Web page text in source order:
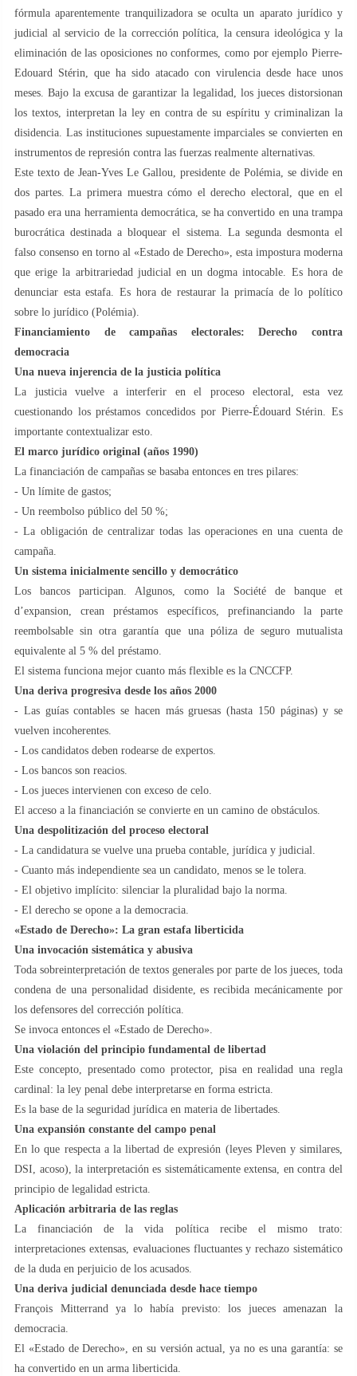
fórmula aparentemente tranquilizadora se oculta un aparato jurídico y
judicial al servicio de la corrección política, la censura ideológica y la
eliminación de las oposiciones no conformes, como por ejemplo Pierre-
Edouard Stérin, que ha sido atacado con virulencia desde hace unos
meses. Bajo la excusa de garantizar la legalidad, los jueces distorsionan
los textos, interpretan la ley en contra de su espíritu y criminalizan la
disidencia. Las instituciones supuestamente imparciales se convierten en
instrumentos de represión contra las fuerzas realmente alternativas.
Este texto de Jean-Yves Le Gallou, presidente de Polémia, se divide en
dos partes. La primera muestra cómo el derecho electoral, que en el
pasado era una herramienta democrática, se ha convertido en una trampa
burocrática destinada a bloquear el sistema. La segunda desmonta el
falso consenso en torno al «Estado de Derecho», esta impostura moderna
que erige la arbitrariedad judicial en un dogma intocable. Es hora de
denunciar esta estafa. Es hora de restaurar la primacía de lo político
sobre lo jurídico (Polémia).
Financiamiento de campañas electorales: Derecho contra
democracia
Una nueva injerencia de la justicia política
La justicia vuelve a interferir en el proceso electoral, esta vez
cuestionando los préstamos concedidos por Pierre-Édouard Stérin. Es
importante contextualizar esto.
El marco jurídico original (años 1990)
La financiación de campañas se basaba entonces en tres pilares:
- Un límite de gastos;
- Un reembolso público del 50 %;
- La obligación de centralizar todas las operaciones en una cuenta de
campaña.
Un sistema inicialmente sencillo y democrático
Los bancos participan. Algunos, como la Société de banque et
d’expansion, crean préstamos específicos, prefinanciando la parte
reembolsable sin otra garantía que una póliza de seguro mutualista
equivalente al 5 % del préstamo.
El sistema funciona mejor cuanto más flexible es la CNCCFP.
Una deriva progresiva desde los años 2000
- Las guías contables se hacen más gruesas (hasta 150 páginas) y se
vuelven incoherentes.
- Los candidatos deben rodearse de expertos.
- Los bancos son reacios.
- Los jueces intervienen con exceso de celo.
El acceso a la financiación se convierte en un camino de obstáculos.
Una despolitización del proceso electoral
- La candidatura se vuelve una prueba contable, jurídica y judicial.
- Cuanto más independiente sea un candidato, menos se le tolera.
- El objetivo implícito: silenciar la pluralidad bajo la norma.
- El derecho se opone a la democracia.
«Estado de Derecho»: La gran estafa liberticida
Una invocación sistemática y abusiva
Toda sobreinterpretación de textos generales por parte de los jueces, toda
condena de una personalidad disidente, es recibida mecánicamente por
los defensores del corrección política.
Se invoca entonces el «Estado de Derecho».
Una violación del principio fundamental de libertad
Este concepto, presentado como protector, pisa en realidad una regla
cardinal: la ley penal debe interpretarse en forma estricta.
Es la base de la seguridad jurídica en materia de libertades.
Una expansión constante del campo penal
En lo que respecta a la libertad de expresión (leyes Pleven y similares,
DSI, acoso), la interpretación es sistemáticamente extensa, en contra del
principio de legalidad estricta.
Aplicación arbitraria de las reglas
La financiación de la vida política recibe el mismo trato:
interpretaciones extensas, evaluaciones fluctuantes y rechazo sistemático
de la duda en perjuicio de los acusados.
Una deriva judicial denunciada desde hace tiempo
François Mitterrand ya lo había previsto: los jueces amenazan la
democracia.
El «Estado de Derecho», en su versión actual, ya no es una garantía: se
ha convertido en un arma liberticida.